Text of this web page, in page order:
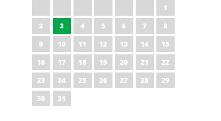
1
2
3 4 5 6 7
8
9
10 11 12 13 14
15
16
17 18 19 20 21
22
23
24 25 26 27 28
29
30
31